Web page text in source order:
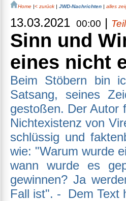
Home |< zurück | JWD-Nachrichten | alles
13.03.2021 00:00 |
Sinn und
eines nicht
Beim Stöbern bin
Satsang, seines
gestoßen. Der Autor
Nichtexistenz von
schlüssig und
wie: "Warum wurde
wann wurde es
gewinnen? Ja
Fall ist". - Dem Text